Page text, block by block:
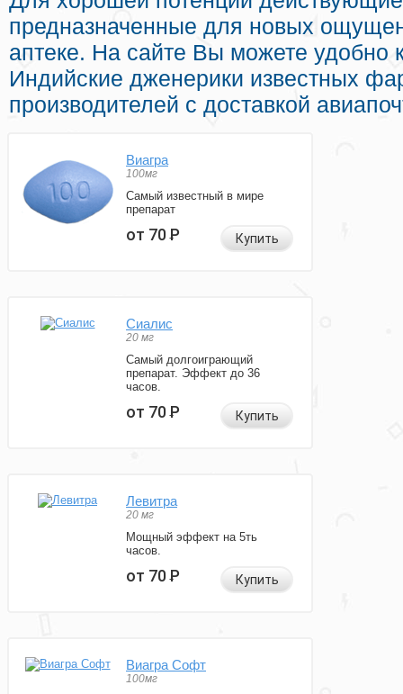
предназначенные для новых
аптеке. На сайте Вы можете удобно
Индийские дженерики известных
производителей с доставкой
Виагра
100мг
Самый известный в мире
препарат
от 70Р Купить
Сиалис
20 мг
Самый долгоиграющий
препарат. Эффект до 36
часов.
от 70Р Купить
Левитра
20 мг
Мощный эффект на 5ть
часов.
от 70Р Купить
Виагра Софт
100мг